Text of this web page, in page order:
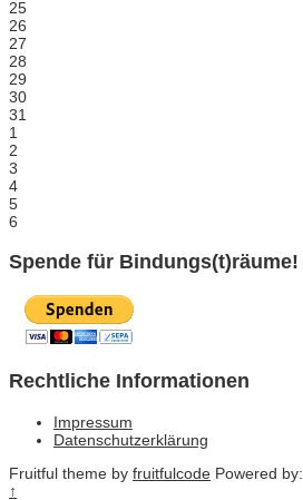
25
26
27
28
29
30
31
1
2
3
4
5
6
Spende für Bindungs(t)räume!
Rechtliche Informationen
Impressum
Datenschutzerklärung
Fruitful theme by fruitfulcode Powered by:
↑